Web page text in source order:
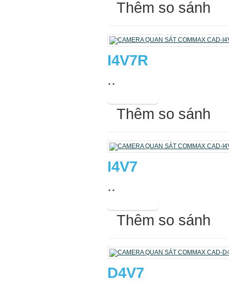
Thêm so sánh
I4V7R
..
Thêm so sánh
I4V7
..
Thêm so sánh
D4V7